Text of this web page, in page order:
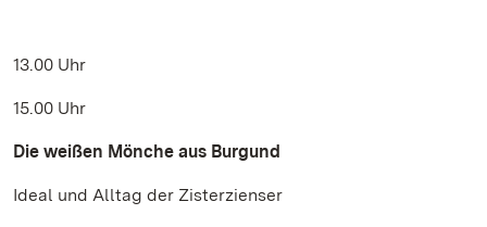
13.00 Uhr
15.00 Uhr
Die weißen Mönche aus Burgund
Ideal und Alltag der Zisterzienser